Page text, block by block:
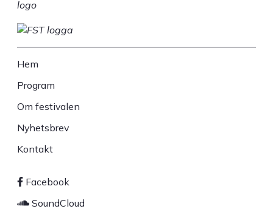
Sidfot
Hem
Program
Om festivalen
Nyhetsbrev
Kontakt
Sociala
Facebook
SoundCloud